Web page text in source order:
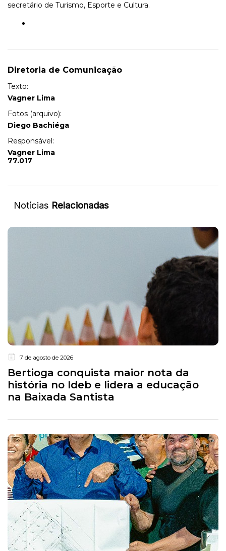
secretário de Turismo, Esporte e Cultura.
Diretoria de Comunicação
Texto:
Vagner Lima
Fotos (arquivo):
Diego Bachiéga
Responsável:
Vagner Lima
77.017
Notícias Relacionadas
7 de agosto de 2026
Bertioga conquista maior nota da
história no Ideb e lidera a educação
na Baixada Santista